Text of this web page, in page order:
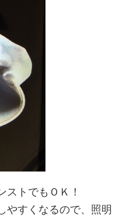
ストでもＯＫ！
やすくなるので、照明